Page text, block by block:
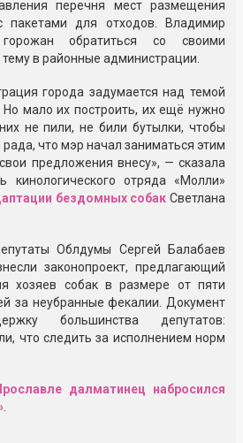
перечня мест размещения
пакетами для отходов. Владимир
обратиться со своими
в районные администрации.
города задумается над темой
мало их построить, их ещё нужно
не пили, не били бутылки, чтобы
что мэр начал заниматься этим
предложения внесу», — сказала
кинологического отряда «Молли»
бездомных собак Светлана
Облдумы Сергей Балабаев
законопроект, предлагающий
хозяев собак в размере от пяти
за неубранные фекалии. Документ
большинства депутатов:
что следить за исполнением норм
далматинец набросился